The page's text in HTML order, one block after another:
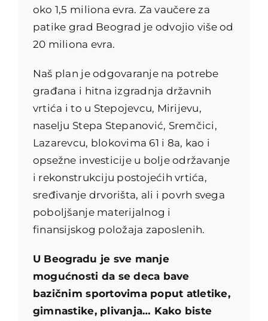
oko 1,5 miliona evra. Za vaučere za
patike grad Beograd je odvojio više od
20 miliona evra.
Naš plan je odgovaranje na potrebe
građana i hitna izgradnja državnih
vrtića i to u Stepojevcu, Mirijevu,
naselju Stepa Stepanović, Sremčici,
Lazarevcu, blokovima 61 i 8a, kao i
opsežne investicije u bolje održavanje
i rekonstrukciju postojećih vrtića,
sređivanje drvorišta, ali i povrh svega
poboljšanje materijalnog i
finansijskog položaja zaposlenih.
U Beogradu je sve manje
mogućnosti da se deca bave
bazičnim sportovima poput atletike,
gimnastike, plivanja… Kako biste